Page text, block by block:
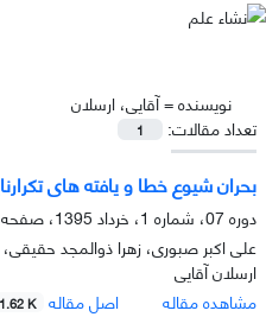
نویسنده =آقایی، ارسلان
تعداد مقالات:
1
بحران شیوع خطا و یافته های
دوره 07، شماره 1، خرداد 1395، صفحه
علی اکبر صبوری، زهرا ذوالمجد
ارسلان آقایی
مشاهده مقاله
اصل مقاله K